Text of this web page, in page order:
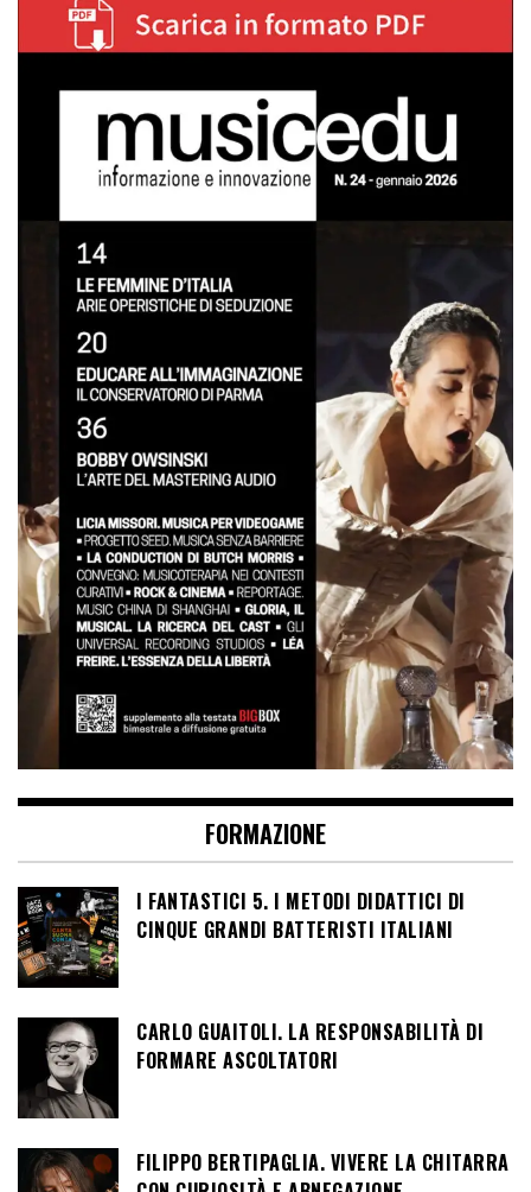
FORMAZIONE
I FANTASTICI 5. I METODI DIDATTICI DI
CINQUE GRANDI BATTERISTI ITALIANI
CARLO GUAITOLI. LA RESPONSABILITÀ DI
FORMARE ASCOLTATORI
FILIPPO BERTIPAGLIA. VIVERE LA CHITARRA